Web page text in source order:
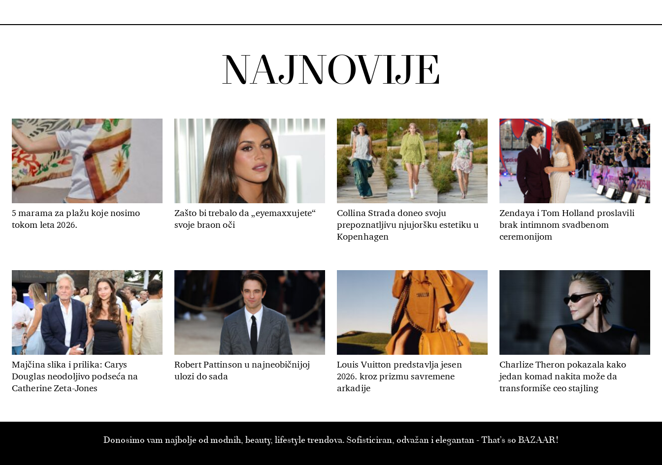
NAJNOVIJE
5 marama za plažu koje nosimo
tokom leta 2026.
Zašto bi trebalo da „eyemaxxujete“
svoje braon oči
Collina Strada doneo svoju
prepoznatljivu njujoršku estetiku u
Kopenhagen
Zendaya i Tom Holland proslavili
brak intimnom svadbenom
ceremonijom
Majčina slika i prilika: Carys
Douglas neodoljivo podseća na
Catherine Zeta-Jones
Robert Pattinson u najneobičnijoj
ulozi do sada
Louis Vuitton predstavlja jesen
2026. kroz prizmu savremene
arkadije
Charlize Theron pokazala kako
jedan komad nakita može da
transformiše ceo stajling
Donosimo vam najbolje od modnih, beauty, lifestyle trendova. Sofisticiran, odvažan i elegantan - That’s so BAZAAR!